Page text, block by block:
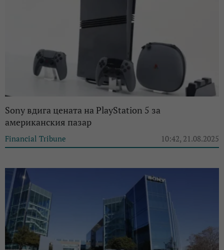
Sony вдига цената на PlayStation 5 за
американския пазар
Financial Tribune 10:42, 21.08.2025